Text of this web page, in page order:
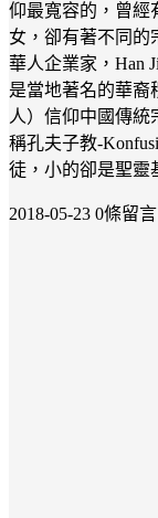
仰最寬容的，曾經
女，卻有著不同的
華人企業家，Han
是當地著名的華裔
人）信仰中國傳統
稱孔夫子教-
徒，小的卻是聖靈
2018-05-23 0條留言